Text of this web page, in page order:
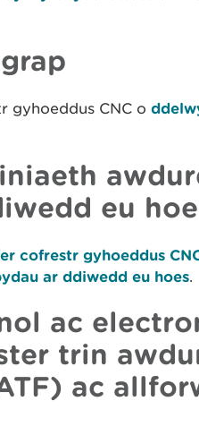
gyhoeddus CNC o
eu
cofrestr gyhoeddus
ar ddiwedd eu hoes.
ac
trin
ac